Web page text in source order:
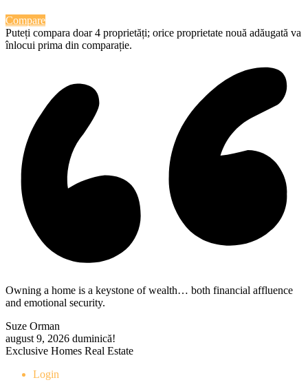
Compare
Puteți compara doar 4 proprietăți; orice proprietate nouă adăugată va
înlocui prima din comparație.
Owning a home is a keystone of wealth… both financial affluence
and emotional security.
Suze Orman
august 9, 2026 duminică!
Exclusive Homes Real Estate
Login